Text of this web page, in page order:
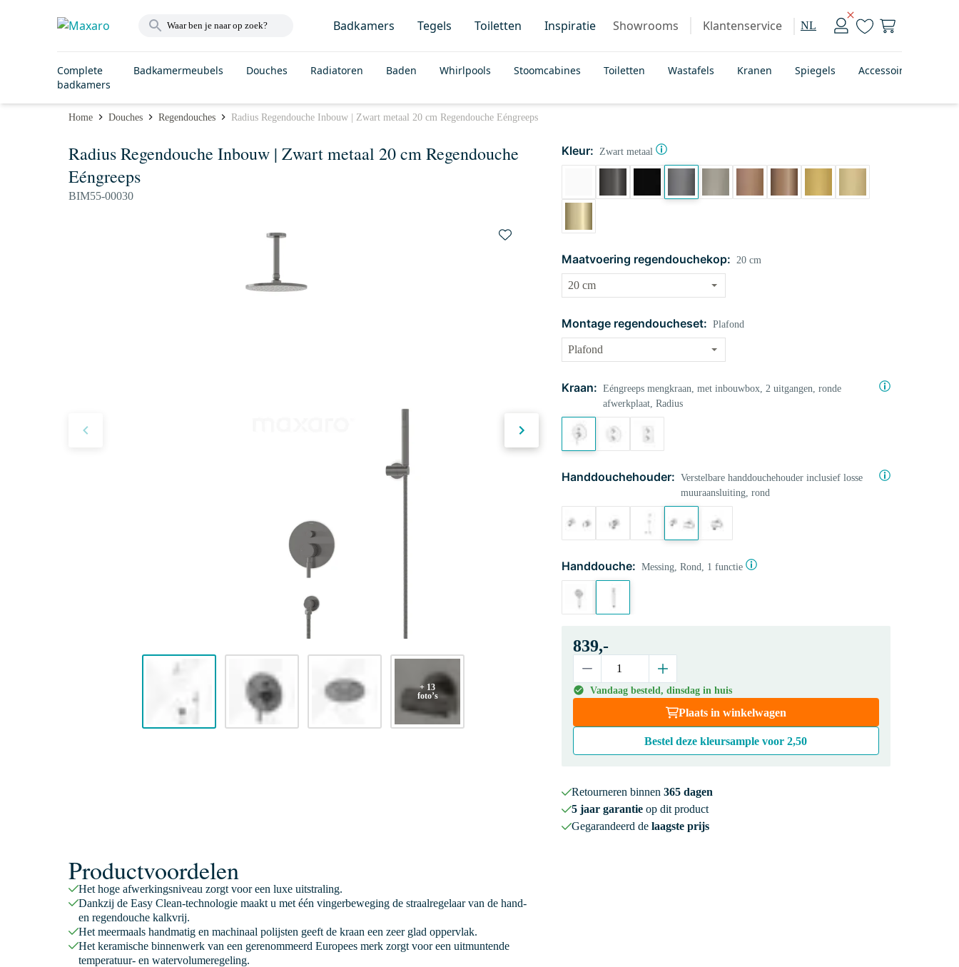
Badkamers Tegels Toiletten Inspiratie Showrooms Klantenservice NL
Complete
badkamers
Badkamermeubels Douches Radiatoren Baden Whirlpools Stoomcabines Toiletten Wastafels Kranen Spiegels Accessoires
Home Douches Regendouches Radius Regendouche Inbouw | Zwart metaal 20 cm Regendouche Eéngreeps
Radius Regendouche Inbouw | Zwart metaal 20 cm Regendouche
Eéngreeps
BIM55-00030
+ 13
foto’s
Kleur: Zwart metaal
Maatvoering regendouchekop: 20 cm
Montage regendoucheset: Plafond
Kraan: Eéngreeps mengkraan, met inbouwbox, 2 uitgangen, ronde
afwerkplaat, Radius
Handdouchehouder: Verstelbare handdouchehouder inclusief losse
muuraansluiting, rond
Handdouche: Messing, Rond, 1 functie
839,-
Vandaag besteld, dinsdag in huis
Plaats in winkelwagen
Bestel deze kleursample voor2,50
Retourneren binnen 365 dagen
5 jaar garantieop dit product
Gegarandeerd de laagste prijs
Productvoordelen
Het hoge afwerkingsniveau zorgt voor een luxe uitstraling.
Dankzij de Easy Clean-technologie maakt u met één vingerbeweging de straalregelaar van de hand-
en regendouche kalkvrij.
Het meermaals handmatig en machinaal polijsten geeft de kraan een zeer glad oppervlak.
Het keramische binnenwerk van een gerenommeerd Europees merk zorgt voor een uitmuntende
temperatuur- en watervolumeregeling.